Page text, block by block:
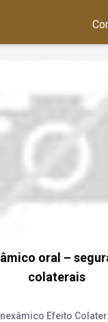
oral –
colaterais
Efeito